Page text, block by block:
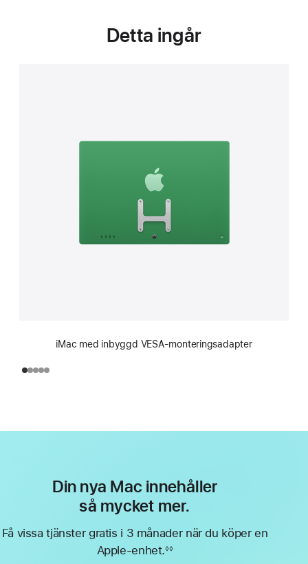
Detta ingår
iMac med inbyggd VESA-monteringsadapter
Din nya Mac innehåller
så mycket mer.
Få vissa tjänster gratis i 3 månader när du köper en
Apple-enhet.◊◊